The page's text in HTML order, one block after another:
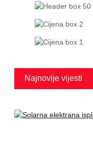
Najnovije vijesti